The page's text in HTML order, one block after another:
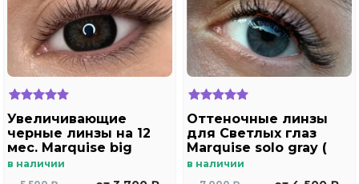
Увеличивающие
черные линзы на 12
мес. Marquise big
black - gray
в наличии
Оттеночные линзы
для Светлых глаз
Marquise solo gray (
без отверстия)
в наличии